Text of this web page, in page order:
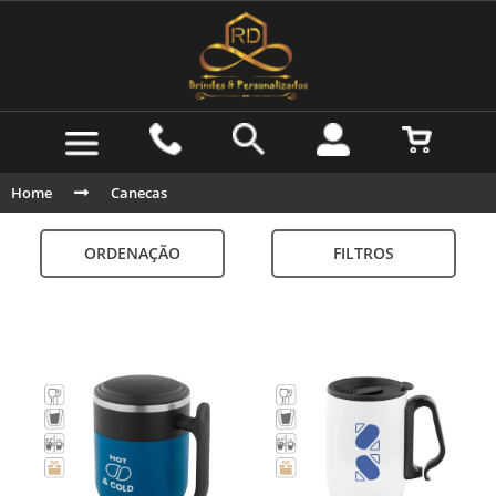
Home Canecas
ORDENAÇÃO FILTROS